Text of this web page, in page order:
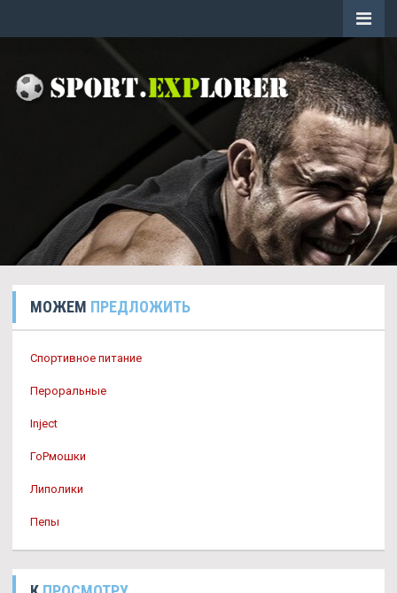
МОЖЕМ ПРЕДЛОЖИТЬ
Спортивное питание
Пероральные
Inject
ГоРмошки
Липолики
Пепы